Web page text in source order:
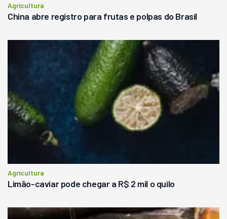
Agricultura
China abre registro para frutas e polpas do Brasil
Agricultura
Limão-caviar pode chegar a R$ 2 mil o quilo